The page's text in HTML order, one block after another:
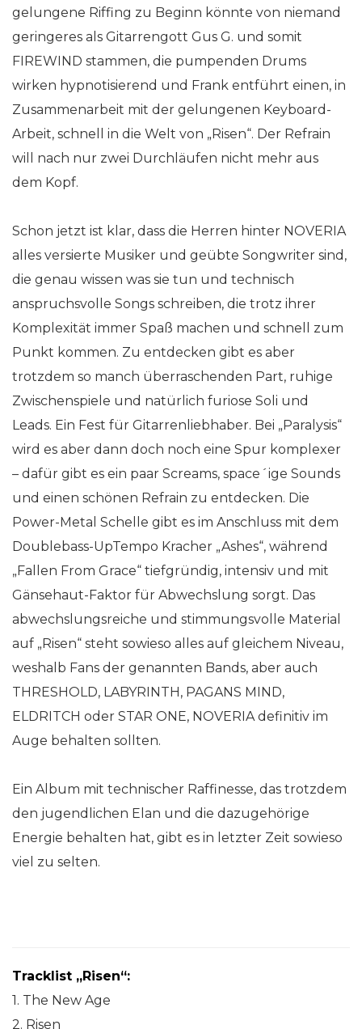
gelungene Riffing zu Beginn könnte von niemand
geringeres als Gitarrengott Gus G. und somit
FIREWIND stammen, die pumpenden Drums
wirken hypnotisierend und Frank entführt einen, in
Zusammenarbeit mit der gelungenen Keyboard-
Arbeit, schnell in die Welt von „Risen“. Der Refrain
will nach nur zwei Durchläufen nicht mehr aus
dem Kopf.
Schon jetzt ist klar, dass die Herren hinter NOVERIA
alles versierte Musiker und geübte Songwriter sind,
die genau wissen was sie tun und technisch
anspruchsvolle Songs schreiben, die trotz ihrer
Komplexität immer Spaß machen und schnell zum
Punkt kommen. Zu entdecken gibt es aber
trotzdem so manch überraschenden Part, ruhige
Zwischenspiele und natürlich furiose Soli und
Leads. Ein Fest für Gitarrenliebhaber. Bei „Paralysis“
wird es aber dann doch noch eine Spur komplexer
– dafür gibt es ein paar Screams, space´ige Sounds
und einen schönen Refrain zu entdecken. Die
Power-Metal Schelle gibt es im Anschluss mit dem
Doublebass-UpTempo Kracher „Ashes“, während
„Fallen From Grace“ tiefgründig, intensiv und mit
Gänsehaut-Faktor für Abwechslung sorgt. Das
abwechslungsreiche und stimmungsvolle Material
auf „Risen“ steht sowieso alles auf gleichem Niveau,
weshalb Fans der genannten Bands, aber auch
THRESHOLD, LABYRINTH, PAGANS MIND,
ELDRITCH oder STAR ONE, NOVERIA definitiv im
Auge behalten sollten.
Ein Album mit technischer Raffinesse, das trotzdem
den jugendlichen Elan und die dazugehörige
Energie behalten hat, gibt es in letzter Zeit sowieso
viel zu selten.
Tracklist „Risen“:
1. The New Age
2. Risen